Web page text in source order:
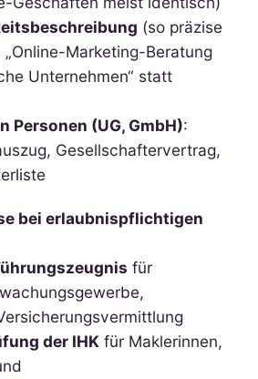
(so präzise
Marketing-Beratung
Unternehmen“ statt
Personen (UG, GmbH):
Gesellschaftervertrag,
bei erlaubnispflichtigen
für
der IHK für Maklerinnen,